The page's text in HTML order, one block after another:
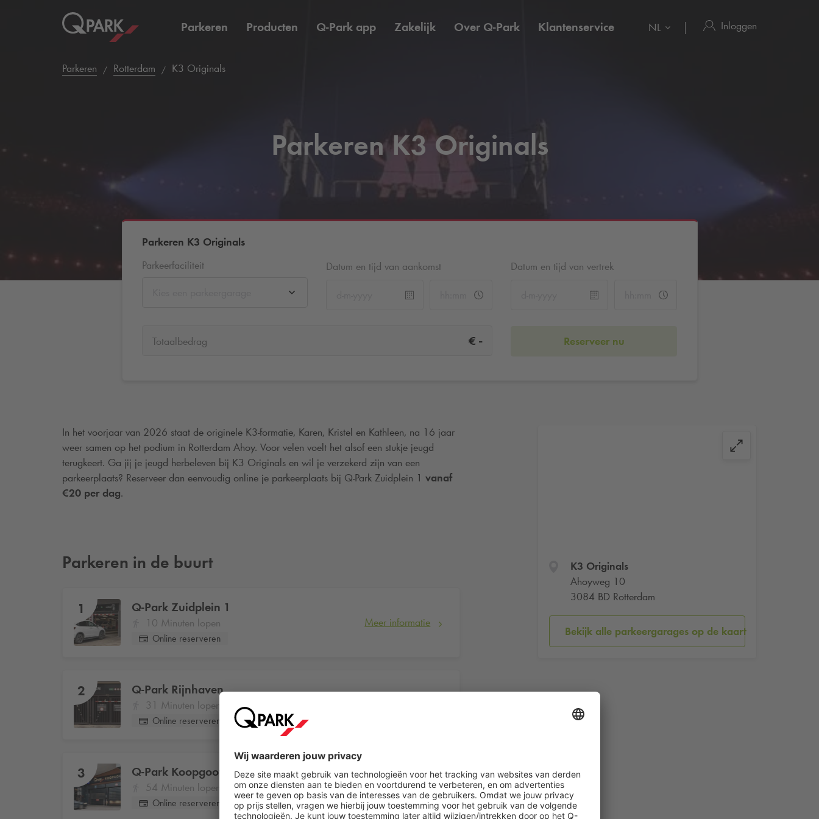
Parkeren Producten Q-Park app Zakelijk Over Q-Park Klantenservice NL Inloggen
Parkeren Rotterdam K3 Originals
Parkeren K3 Originals
Parkeren K3 Originals
Parkeerfaciliteit
Datum en tijd van aankomst Datum en tijd van vertrek
Totaalbedrag € - Reserveer nu
K3 Originals
Ahoyweg 10
3084 BD Rotterdam
Bekijk alle parkeergarages op de kaart
In het voorjaar van 2026 staat de originele K3-formatie, Karen, Kristel en Kathleen, na 16 jaar
weer samen op het podium in Rotterdam Ahoy. Voor velen voelt het alsof een stukje jeugd
terugkeert. Ga jij je jeugd herbeleven bij K3 Originals en wil je verzekerd zijn van een
parkeerplaats? Reserveer dan eenvoudig online je parkeerplaats bij Q-Park Zuidplein 1 vanaf
€20 per dag.
Parkeren in de buurt
1 Q-Park Zuidplein 1
10 Minuten lopen
Online reserveren
Meer informatie
2 Q-Park Rijnhaven
31 Minuten lopen
Online reserveren
3 Q-Park Koopgoot
54 Minuten lopen
Online reserveren
Meer informatie